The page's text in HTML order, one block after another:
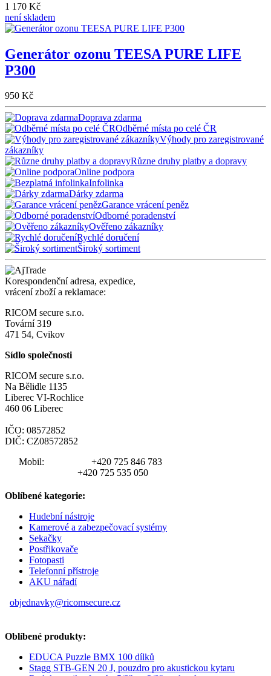
1 170 Kč
není skladem
Generátor ozonu TEESA PURE LIFE
P300
950 Kč
Doprava zdarma
Odběrné místa po celé ČR
Výhody pro zaregistrované
zákazníky
Různe druhy platby a dopravy
Online podpora
Infolinka
Dárky zdarma
Garance vrácení peněz
Odborné poradenství
Ověřeno zákazníky
Rychlé doručení
Široký sortiment
Korespondenční adresa, expedice,
vrácení zboží a reklamace:
RICOM secure s.r.o.
Tovární 319
471 54, Cvikov
Sídlo společnosti
RICOM secure s.r.o.
Na Bělidle 1135
Liberec VI-Rochlice
460 06 Liberec
IČO: 08572852
DIČ: CZ08572852
Mobil:
+420 725 846 783
+420 725 535 050
Oblíbené kategorie:
Hudební nástroje
Kamerové a zabezpečovací systémy
Sekačky
Postřikovače
Fotopasti
Telefonní přístroje
AKU nářadí
objednavky@ricomsecure.cz
Oblíbené produkty:
EDUCA Puzzle BMX 100 dílků
Stagg STB-GEN 20 J, pouzdro pro akustickou kytaru